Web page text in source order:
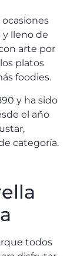
lleno de
arte por
platos
foodies.
y ha sido
el año
categoría.
todos